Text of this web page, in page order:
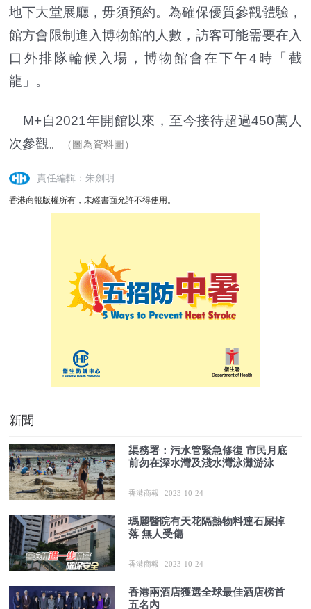
地下大堂展廳，毋須預約。為確保優質參觀體驗，
館方會限制進入博物館的人數，訪客可能需要在入
口外排隊輪候入場，博物館會在下午4時「截
龍」。
M+自2021年開館以來，至今接待超過450萬人
次參觀。
（圖為資料圖）
責任編輯：朱劍明
香港商報版權所有，未經書面允許不得使用。
新聞
渠務署：污水管緊急修復 市民月底
前勿在深水灣及淺水灣泳灘游泳
香港商報 2023-10-24
瑪麗醫院有天花隔熱物料連石屎掉
落 無人受傷
香港商報 2023-10-24
香港兩酒店獲選全球最佳酒店榜首
五名內